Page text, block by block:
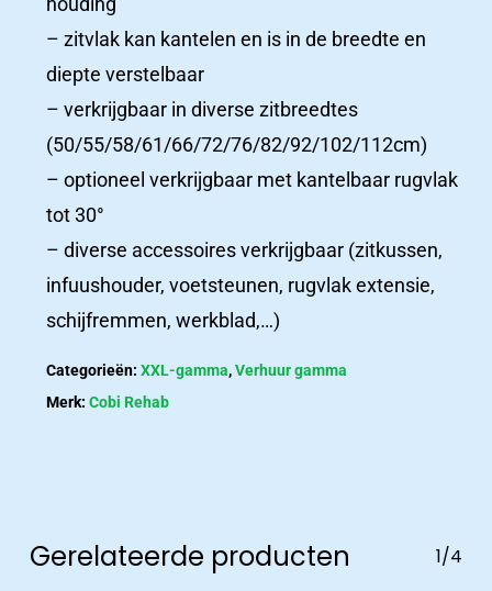
– zitvlak kan kantelen en is in de breedte en
diepte verstelbaar
– verkrijgbaar in diverse zitbreedtes
(50/55/58/61/66/72/76/82/92/102/112cm)
– optioneel verkrijgbaar met kantelbaar rugvlak
tot 30°
– diverse accessoires verkrijgbaar (zitkussen,
infuushouder, voetsteunen, rugvlak extensie,
schijfremmen, werkblad,…)
Categorieën: XXL-gamma,Verhuur gamma
Merk: Cobi Rehab
Gerelateerde producten 1/4
Woonzorgcentra
Productcatalogus
Het
nieuws
Nieuws
Contact